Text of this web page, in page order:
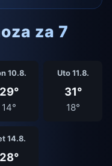
za 7
10.8.
29°
14°
Uto 11.8.
31°
18°
14.8.
28°